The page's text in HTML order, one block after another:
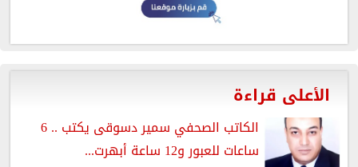
الأعلى قراءة
الكاتب الصحفي سمير دسوقى يكتب .. 6
ساعات للعبور و12 ساعة أبهرت...